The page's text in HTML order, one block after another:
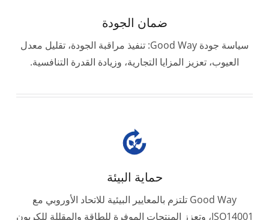
ضمان الجودة
سياسة جودة Good Way: تنفيذ مراقبة الجودة، تقليل معدل
العيوب، تعزيز المزايا التجارية، وزيادة القدرة التنافسية.
حماية البيئة
Good Way تلتزم بالمعايير البيئية للاتحاد الأوروبي مع
ISO14001، وتعزز المنتجات الموفرة للطاقة والمقللة للكربون